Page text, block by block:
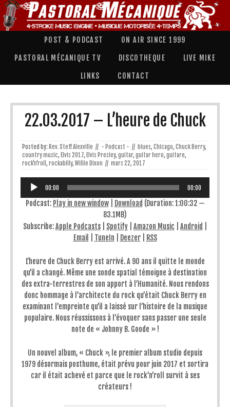
POST & PODCAST ON AIR SINCE 1999
PASTORAL MÉCANIQUE TV DISCOTHEQUE LIVE MIKE
LINKS CONTACT
22.03.2017 – L’heure de Chuck
Posted by: Rev. Steff Alexville // - Podcast - // blues, Chicago, Chuck Berry,
country music, Elvis 2017, Elvis Presley, guitar, guitar hero, guitare,
rock'n'roll , rockabilly, Willie Dixon // mars 22, 2017
Lecteur
audio
00:00 00:00
Podcast: Play in new window| Download (Duration: 1:00:32 —
83.1MB)
Subscribe:Apple Podcasts Spotify Amazon Music Android
Email
TuneIn Deezer| RSS
L’heure de Chuck Berry est arrivé. A 90 ans il quitte le monde
qu’il a changé. Même une sonde spatial témoigne à destination
des extra-terrestres de son apport à l’Humanité. Nous rendons
donc hommage à l’architecte du rock qu’était Chuck Berry en
examinant l’empreinte qu’il a laissé sur l’histoire de la musique
populaire. Nous réussissons à l’évoquer sans passer une seule
note de « Johnny B. Goode » !
Un nouvel album, « Chuck », le premier album studio depuis
1979 désormais posthume, était prévu pour juin 2017 et sortira
car il était achevé et parce que le rock’n’roll survit à ses
créateurs !